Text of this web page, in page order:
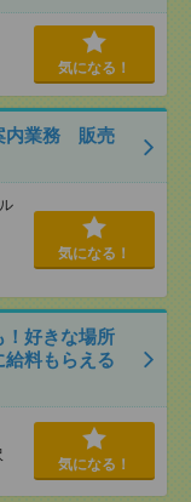
気になる！
内業務 販売
気になる！
！好きな場所
料もらえる
気になる！